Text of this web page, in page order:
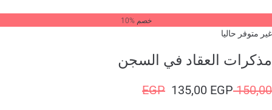
خصم %10
متوفر حاليا
العقاد في السجن
EGP 135,00EGP